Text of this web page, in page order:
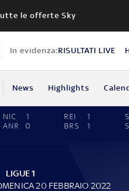
le offerte Sky
In evidenza:RISULTATI LIVE
News Highlights
NIC
1
ANR
0
REI
1
BRS
1
LIGUE 1
20 FEBBRAIO 2022